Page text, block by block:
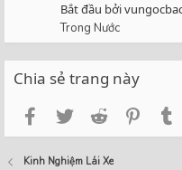
Bắt đầu bởi
Trong Nước
Chia sẻ trang này
FacebookTwitterReddit
Kinh Nghiệm Lái Xe